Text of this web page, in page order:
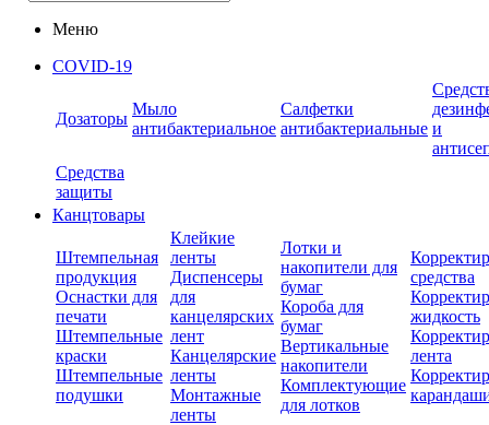
Меню
COVID-19
Дозаторы
Мыло
антибактериальное
Салфетки
антибактериальные и
Средства
защиты
Канцтовары
Штемпельная
продукция
Оснастки для
печати
Штемпельные
краски
Штемпельные
подушки
Клейкие
ленты
Диспенсеры
для
канцелярских
лент
Канцелярские
ленты
Монтажные
ленты
Лотки и
накопители для
бумаг
Короба для
бумаг
Вертикальные
накопители
Комплектующие
для лотков
средства
жидкость
лента